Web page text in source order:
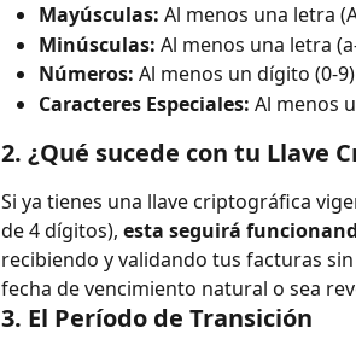
Mayúsculas: Al menos una letra
Minúsculas: Al menos una letra
Números: Al menos un dígito (0-
Caracteres Especiales: Al menos
2. ¿Qué sucede con tu Llave
Si ya tienes una llave criptográfica
de 4 dígitos), esta seguirá
recibiendo y validando tus facturas
fecha de vencimiento natural o sea
3. El Período de Transición